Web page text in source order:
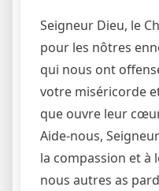
Seigneur Dieu, le
pour les nôtres
qui nous ont
votre miséricorde
que ouvre leur
Aide-nous,
la compassion et
nous autres as